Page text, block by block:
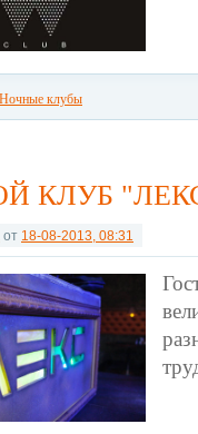
Ночные клубы
КЛУБ
от 18-08-2013, 08:31